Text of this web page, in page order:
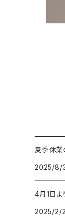
夏季休業
2025/8/
4月1日よ
2025/2/